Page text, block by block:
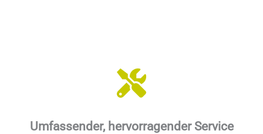
Umfassender, hervorragender Service